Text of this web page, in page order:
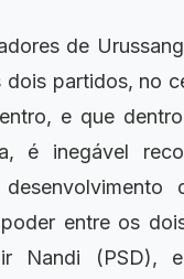
de
partidos, no
e que
é inegável
entre os
Nandi (PSD),